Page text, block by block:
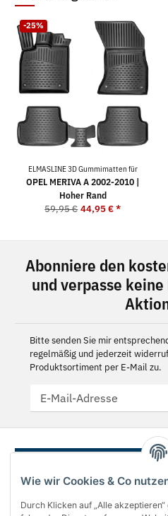
Wie wir Cookies & Co
Durch Klicken auf „Alle
-25%
ELMASLINE 3D Gummimatten für
OPEL MERIVA A 2002-2010 |
Hoher Rand
59,95 € 44,95 €*
Abonniere den
und verpasse
Bitte senden Sie mir
regelmäßig und jederzeit
Produktsortiment per E-Mail zu.